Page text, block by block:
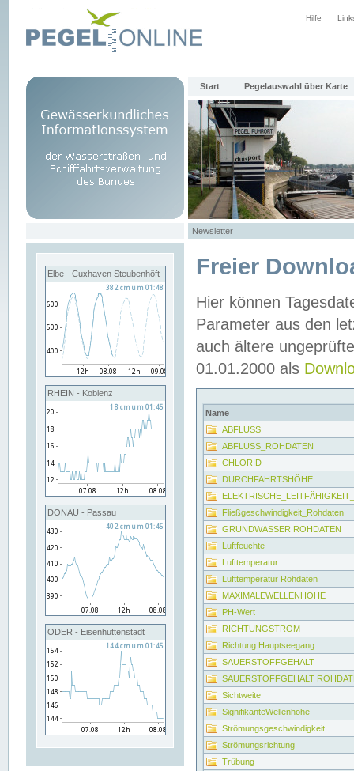
Hilfe
Start Pegelauswahl über Karte
Newsletter
Elbe - Cuxhaven Steubenhöft
RHEIN - Koblenz
DONAU - Passau
ODER - Eisenhüttenstadt
Freier
Hier können
Parameter aus den
auch ältere
01.01.2000 als
Name
ABFLUSS
ABFLUSS_ROHDATEN
CHLORID
DURCHFAHRTSHÖHE
Fließgeschwindigkeit_Rohdaten
GRUNDWASSER ROHDATEN
Luftfeuchte
Lufttemperatur
Lufttemperatur Rohdaten
MAXIMALEWELLENHÖHE
PH-Wert
RICHTUNGSTROM
Richtung Hauptseegang
SAUERSTOFFGEHALT
SAUERSTOFFGEHALT
Sichtweite
SignifikanteWellenhöhe
Strömungsgeschwindigkeit
Strömungsrichtung
Trübung